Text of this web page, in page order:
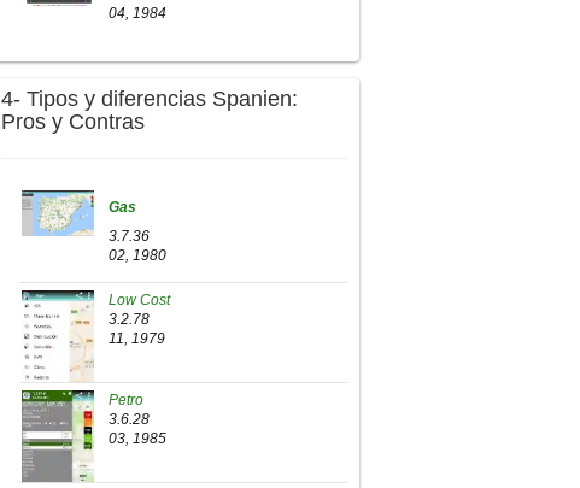
04, 1984
4- Tipos y diferencias Spanien:
Pros y Contras
Gas
3.7.36
02, 1980
Low Cost
3.2.78
11, 1979
Petro
3.6.28
03, 1985